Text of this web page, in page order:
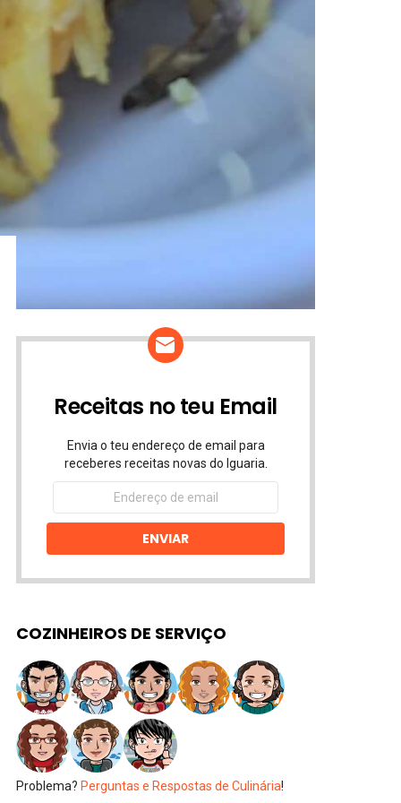
Receitas no teu Email
Envia o teu endereço de email para
receberes receitas novas do Iguaria.
Endereço
email
ENVIAR
COZINHEIROS DE SERVIÇO
Problema? Perguntas e Respostas de Culinária!